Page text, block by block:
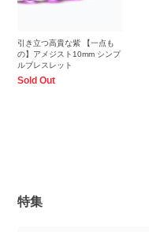
引き立つ高貴な紫 【一点も
の】アメジスト10mm シンプ
ルブレスレット
Sold Out
特集